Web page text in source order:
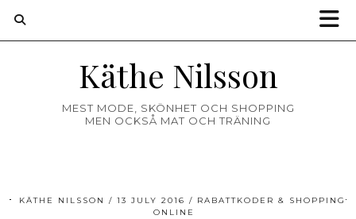
Käthe Nilsson
MEST MODE, SKÖNHET OCH SHOPPING
MEN OCKSÅ MAT OCH TRÄNING
KÄTHE NILSSON 13 JULY 2016
RABATTKODER & SHOPPING
ONLINE